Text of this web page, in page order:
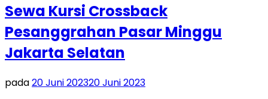
Sewa Kursi Crossback
Pesanggrahan Pasar Minggu
Jakarta Selatan
pada20 Juni 202320 Juni 2023